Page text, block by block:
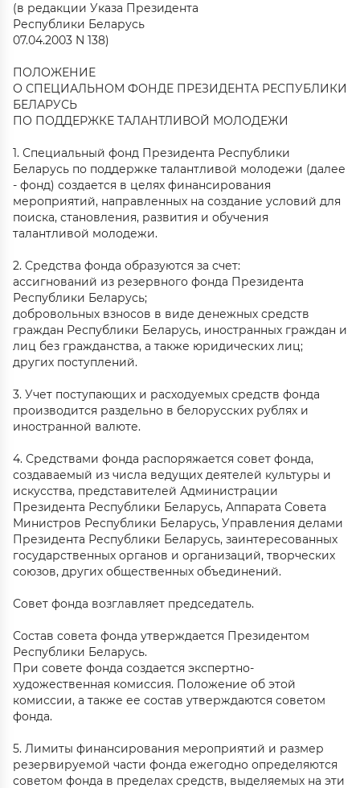
(в редакции Указа Президента
Республики Беларусь
07.04.2003 N 138)
ПОЛОЖЕНИЕ
О СПЕЦИАЛЬНОМ ФОНДЕ ПРЕЗИДЕНТА РЕСПУБЛИКИ
БЕЛАРУСЬ
ПО ПОДДЕРЖКЕ ТАЛАНТЛИВОЙ МОЛОДЕЖИ
1. Специальный фонд Президента Республики
Беларусь по поддержке талантливой молодежи (далее
- фонд) создается в целях финансирования
мероприятий, направленных на создание условий для
поиска, становления, развития и обучения
талантливой молодежи.
2. Средства фонда образуются за счет:
ассигнований из резервного фонда Президента
Республики Беларусь;
добровольных взносов в виде денежных средств
граждан Республики Беларусь, иностранных граждан и
лиц без гражданства, а также юридических лиц;
других поступлений.
3. Учет поступающих и расходуемых средств фонда
производится раздельно в белорусских рублях и
иностранной валюте.
4. Средствами фонда распоряжается совет фонда,
создаваемый из числа ведущих деятелей культуры и
искусства, представителей Администрации
Президента Республики Беларусь, Аппарата Совета
Министров Республики Беларусь, Управления делами
Президента Республики Беларусь, заинтересованных
государственных органов и организаций, творческих
союзов, других общественных объединений.
Совет фонда возглавляет председатель.
Состав совета фонда утверждается Президентом
Республики Беларусь.
При совете фонда создается экспертно-
художественная комиссия. Положение об этой
комиссии, а также ее состав утверждаются советом
фонда.
5. Лимиты финансирования мероприятий и размер
резервируемой части фонда ежегодно определяются
советом фонда в пределах средств, выделяемых на эти